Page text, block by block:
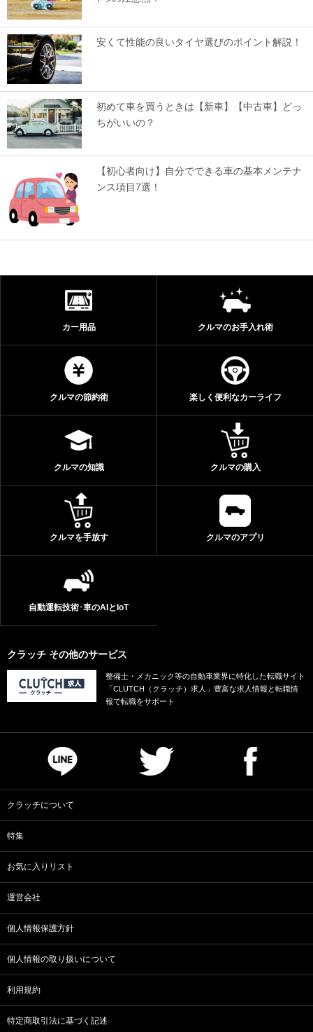
安くて性能の良いタイヤ選びのポイント解説！
初めて車を買うときは【新車】【中古車】どっ
ちがいいの？
【初心者向け】自分でできる車の基本メンテナ
ンス項目7選！
カー用品 クルマのお手入れ術
クルマの節約術 楽しく便利なカーライフ
クルマの知識 クルマの購入
クルマを手放す クルマのアプリ
自動運転技術･車のAIとIoT
クラッチ その他のサービス
整備士・メカニック等の自動車業界に特化した転職サイト
「CLUTCH（クラッチ）求人」豊富な求人情報と転職情
報で転職をサポート
クラッチについて
特集
お気に入りリスト
運営会社
個人情報保護方針
個人情報の取り扱いについて
利用規約
特定商取引法に基づく記述